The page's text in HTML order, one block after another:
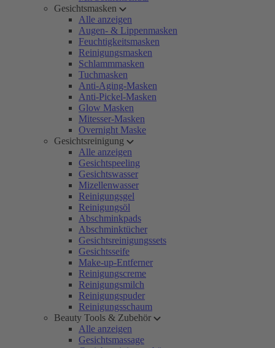
Gesichtsmasken
Alle anzeigen
Augen- & Lippenmasken
Feuchtigkeitsmasken
Reinigungsmasken
Schlammmasken
Tuchmasken
Anti-Aging-Masken
Anti-Pickel-Masken
Glow Masken
Mitesser-Masken
Overnight Maske
Gesichtsreinigung
Alle anzeigen
Gesichtspeeling
Gesichtswasser
Mizellenwasser
Reinigungsgel
Reinigungsöl
Abschminkpads
Abschminktücher
Gesichtsreinigungssets
Gesichtsseife
Make-up-Entferner
Reinigungscreme
Reinigungsmilch
Reinigungspuder
Reinigungsschaum
Beauty Tools & Zubehör
Alle anzeigen
Gesichtsmassage